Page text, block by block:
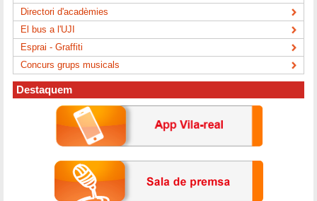
Directori d'acadèmies
El bus a l'UJI
Esprai - Graffiti
Concurs grups musicals
Destaquem